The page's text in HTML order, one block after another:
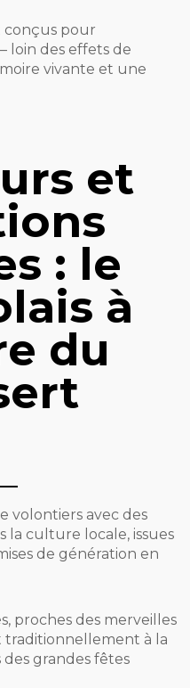
conçus pour
loin des effets de
vivante et une
et
: le
à
du
volontiers avec des
la culture locale, issues
de génération en
proches des merveilles
traditionnellement à la
grandes fêtes